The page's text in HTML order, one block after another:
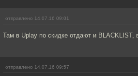
отправлено 14.07.16 09:01
Там в Uplay по скидке отдают и BLACKLIST,
отправлено 14.07.16 09:57